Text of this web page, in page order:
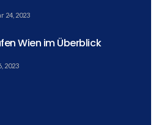
24, 2023
Wien im Überblick
2023